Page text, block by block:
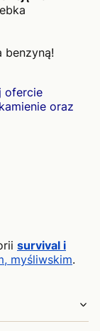
benzyną!
ofercie
oraz
survival i
myśliwskim.